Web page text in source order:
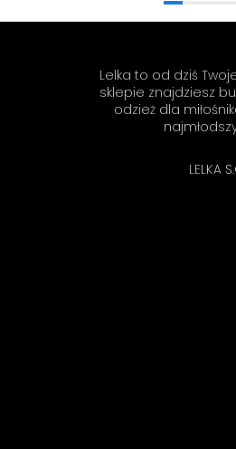
zobaczenia!
Lelka to od dziś
sklepie znajdziesz
odzież dla
LELKA